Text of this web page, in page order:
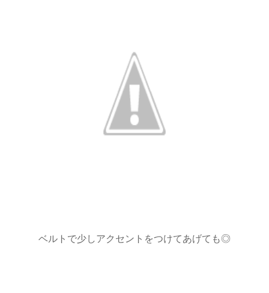
ベルトで少しアクセントをつけてあげても◎